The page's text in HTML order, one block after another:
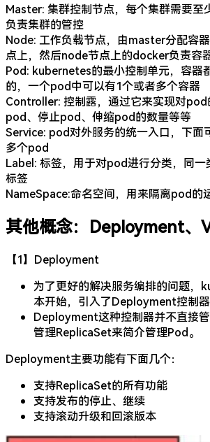
Master: 集群控制节点，每个集群需要至
负责集群的管控
Node: 工作负载节点，由master分配容
点上，然后node节点上的docker负责容
Pod: kubernetes的最小控制单元，容器
的，一个pod中可以有1个或者多个容器
Controller: 控制露，通过它来实现对pod
pod、停止pod、伸缩pod的数量等等
Service: pod对外服务的统一入口，下面
多个pod
Label: 标签，用于对pod进行分类，同
标签
NameSpace:命名空间，用来隔离pod的
其他概念：Deployment、
【1】Deployment
为了更好的解决服务编排的问题，
本开始，引入了Deployment控制器
Deployment这种控制器并不直接
管理ReplicaSet来简介管理Pod。
Deployment主要功能有下面几个：
支持ReplicaSet的所有功能
支持发布的停止、继续
支持滚动升级和回滚版本